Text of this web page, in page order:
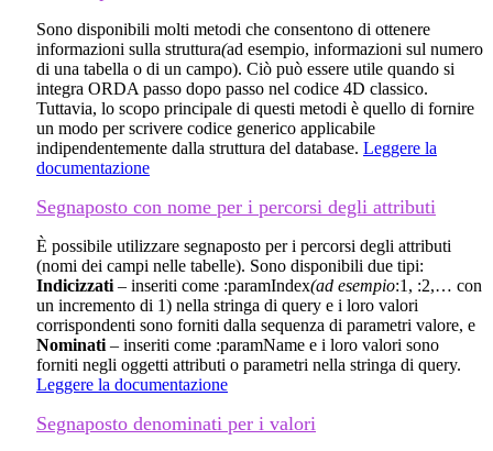
Sono disponibili molti metodi che consentono di ottenere
informazioni sulla struttura(ad esempio, informazioni sul numero
di una tabella o di un campo). Ciò può essere utile quando si
integra ORDA passo dopo passo nel codice 4D classico.
Tuttavia, lo scopo principale di questi metodi è quello di fornire
un modo per scrivere codice generico applicabile
indipendentemente dalla struttura del database. Leggere la
documentazione
Segnaposto con nome per i percorsi degli attributi
È possibile utilizzare segnaposto per i percorsi degli attributi
(nomi dei campi nelle tabelle). Sono disponibili due tipi:
Indicizzati – inseriti come :paramIndex(ad esempio:1, :2,… con
un incremento di 1) nella stringa di query e i loro valori
corrispondenti sono forniti dalla sequenza di parametri valore, e
Nominati – inseriti come :paramName e i loro valori sono
forniti negli oggetti attributi o parametri nella stringa di query.
Leggere la documentazione
Segnaposto denominati per i valori